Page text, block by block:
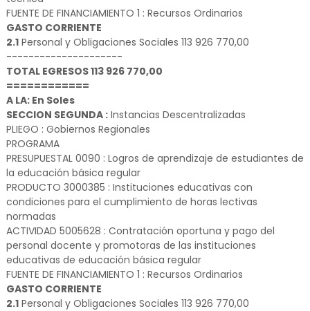
FUENTE DE FINANCIAMIENTO 1 : Recursos Ordinarios
GASTO CORRIENTE
2.1Personal y Obligaciones Sociales 113 926 770,00
---------------------
TOTAL EGRESOS 113 926 770,00
============
A LA: En Soles
SECCION SEGUNDA :Instancias Descentralizadas
PLIEGO : Gobiernos Regionales
PROGRAMA
PRESUPUESTAL 0090 : Logros de aprendizaje de estudiantes de
la educación básica regular
PRODUCTO 3000385 : Instituciones educativas con
condiciones para el cumplimiento de horas lectivas
normadas
ACTIVIDAD 5005628 : Contratación oportuna y pago del
personal docente y promotoras de las instituciones
educativas de educación básica regular
FUENTE DE FINANCIAMIENTO 1 : Recursos Ordinarios
GASTO CORRIENTE
2.1Personal y Obligaciones Sociales 113 926 770,00